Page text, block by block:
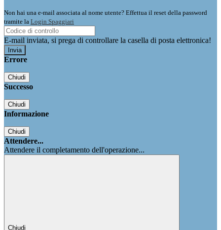
Non hai una e-mail associata al nome utente? Effettua il reset della password
tramite la Login Spaggiari
E-mail inviata, si prega di controllare la casella di posta elettronica!
Errore
Chiudi
Successo
Chiudi
Informazione
Chiudi
Attendere...
Attendere il completamento dell'operazione...
Chiudi